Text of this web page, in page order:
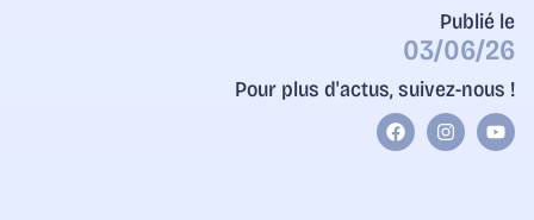
Publié le
03/06/26
Pour plus d'actus, suivez-nous !